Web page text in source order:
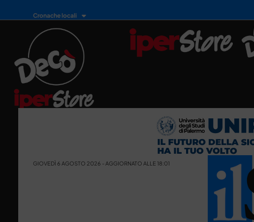
Cronache locali
GIOVEDÌ 6 AGOSTO 2026 - AGGIORNATO ALLE 18:01